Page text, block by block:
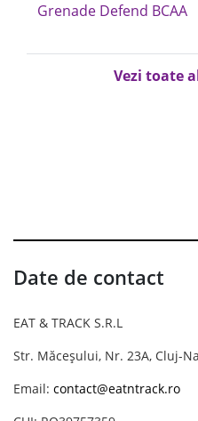
Grenade Defend BCAA
Vezi toate
Date de contact
EAT & TRACK S.R.L
Str. Măceșului, Nr. 23A, Cluj-
Email: contact@eatntrack.ro